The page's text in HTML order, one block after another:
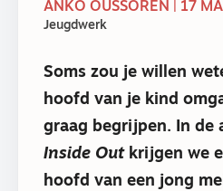
ANKO OUSSOREN | 17
Jeugdwerk
Soms zou je willen
hoofd van je kind
graag begrijpen. In de
Inside Outkrijgen we
hoofd van een jong